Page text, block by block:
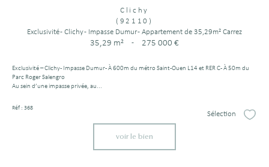
Clichy
(92110)
Exclusivité - Clichy - Impasse Dumur - Appartement de 35,29m² Carrez
35,29 m² - 275 000 €
Exclusivité – Clichy - Impasse Dumur - À 600m du métro Saint-Ouen L14 et RER C - À 50m du
Parc Roger Salengro
Au sein d’une impasse privée, au...
Réf : 368
Sélection
voir le bien